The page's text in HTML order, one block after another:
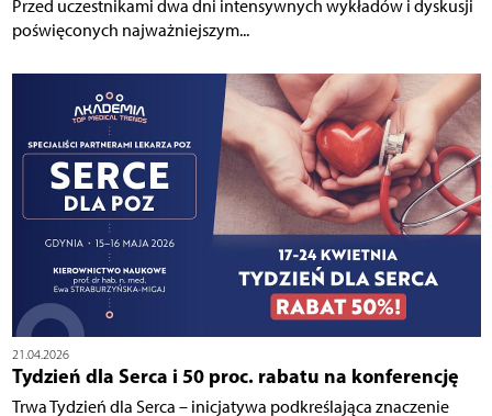
Przed uczestnikami dwa dni intensywnych wykładów i dyskusji
poświęconych najważniejszym...
21.04.2026
Tydzień dla Serca i 50 proc. rabatu na konferencję
Trwa Tydzień dla Serca – inicjatywa podkreślająca znaczenie